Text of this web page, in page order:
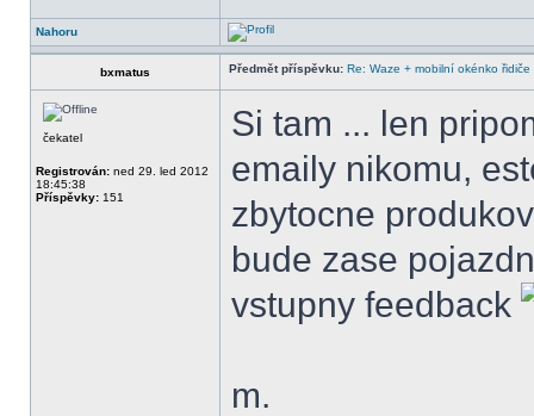
Nahoru
bxmatus Předmět příspěvku: Re: Waze + mobilní okénko řidiče
čekatel
Registrován: ned 29. led 2012
18:45:38
Příspěvky: 151
Si tam ... len
emaily nikomu,
zbytocne
bude zase
vstupny feedback
m.